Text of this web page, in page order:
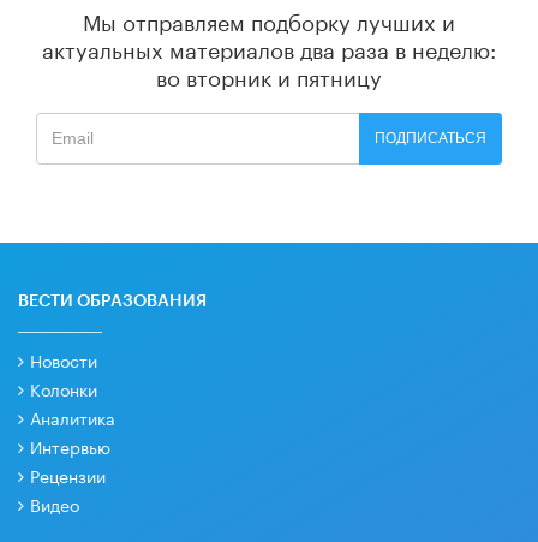
Мы отправляем подборку лучших и
актуальных материалов два раза в неделю:
во вторник и пятницу
ПОДПИСАТЬСЯ
ВЕСТИ ОБРАЗОВАНИЯ
Новости
Колонки
Аналитика
Интервью
Рецензии
Видео